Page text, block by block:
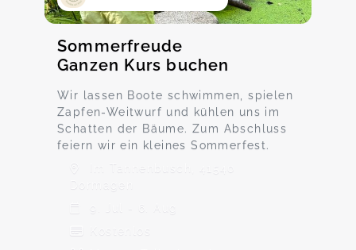
Sommerfreude
Ganzen Kurs buchen
Wir lassen Boote schwimmen, spielen
Zapfen-Weitwurf und kühlen uns im
Schatten der Bäume. Zum Abschluss
feiern wir ein kleines Sommerfest.
Im Tannenbusch, 41540
Dormagen
9. Jul - 6. Aug